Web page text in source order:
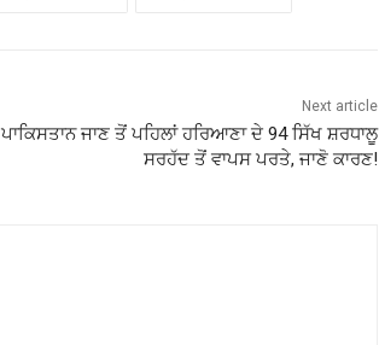
Next article
ਪਾਕਿਸਤਾਨ ਜਾਣ ਤੋਂ ਪਹਿਲਾਂ ਹਰਿਆਣਾ ਦੇ 94 ਸਿੱਖ ਸ਼ਰਧਾਲੂ
ਸਰਹੱਦ ਤੋਂ ਵਾਪਸ ਪਰਤੇ, ਜਾਣੋ ਕਾਰਣ!